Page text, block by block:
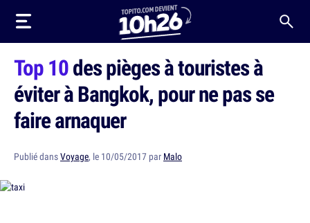
Top 10des pièges à touristes à
éviter à Bangkok, pour ne pas se
faire arnaquer
Publié dansVoyage, le 10/05/2017 par Malo